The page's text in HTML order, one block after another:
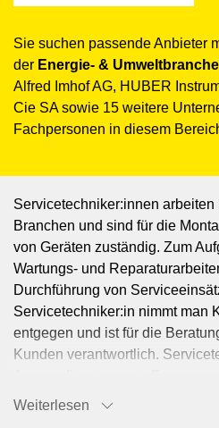
Sie suchen passende Anbieter
der Energie- & Umwelt­branche
Alfred Imhof AG, HUBER
Cie SA sowie 15 weitere
Fachpersonen in diesem
Servicetechniker:innen
Branchen und sind für die
von Geräten zuständig. Zum
Wartungs- und
Durchführung von
Servicetechniker:in nimmt man
entgegen und ist für die
Kunden verantwortlich.
Weiterlesen